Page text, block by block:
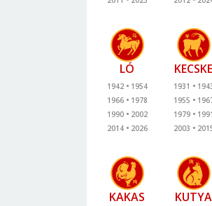
LÓ
1942
1954
1966
1978
1990
2002
2014
2026
KECSKE
1931
1955
1979
1991
2003
KAKAS KUTYA